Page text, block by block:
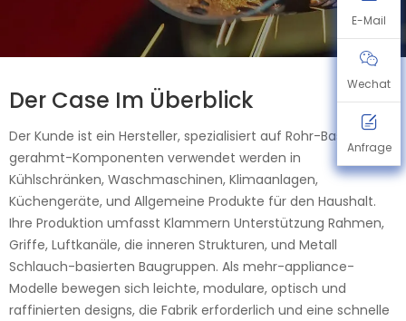
Der Case Im Überblick
Der Kunde ist ein Hersteller, spezialisiert auf Rohr-Basis und
gerahmt-Komponenten verwendet werden in
Kühlschränken, Waschmaschinen, Klimaanlagen,
Küchengeräte, und Allgemeine Produkte für den Haushalt.
Ihre Produktion umfasst Klammern Unterstützung Rahmen,
Griffe, Luftkanäle, die inneren Strukturen, und Metall
Schlauch-basierten Baugruppen. Als mehr-appliance-
Modelle bewegen sich leichte, modulare, optisch und
raffinierten designs, die Fabrik erforderlich und eine schnelle
E-Mail
Wechat
Anfrage